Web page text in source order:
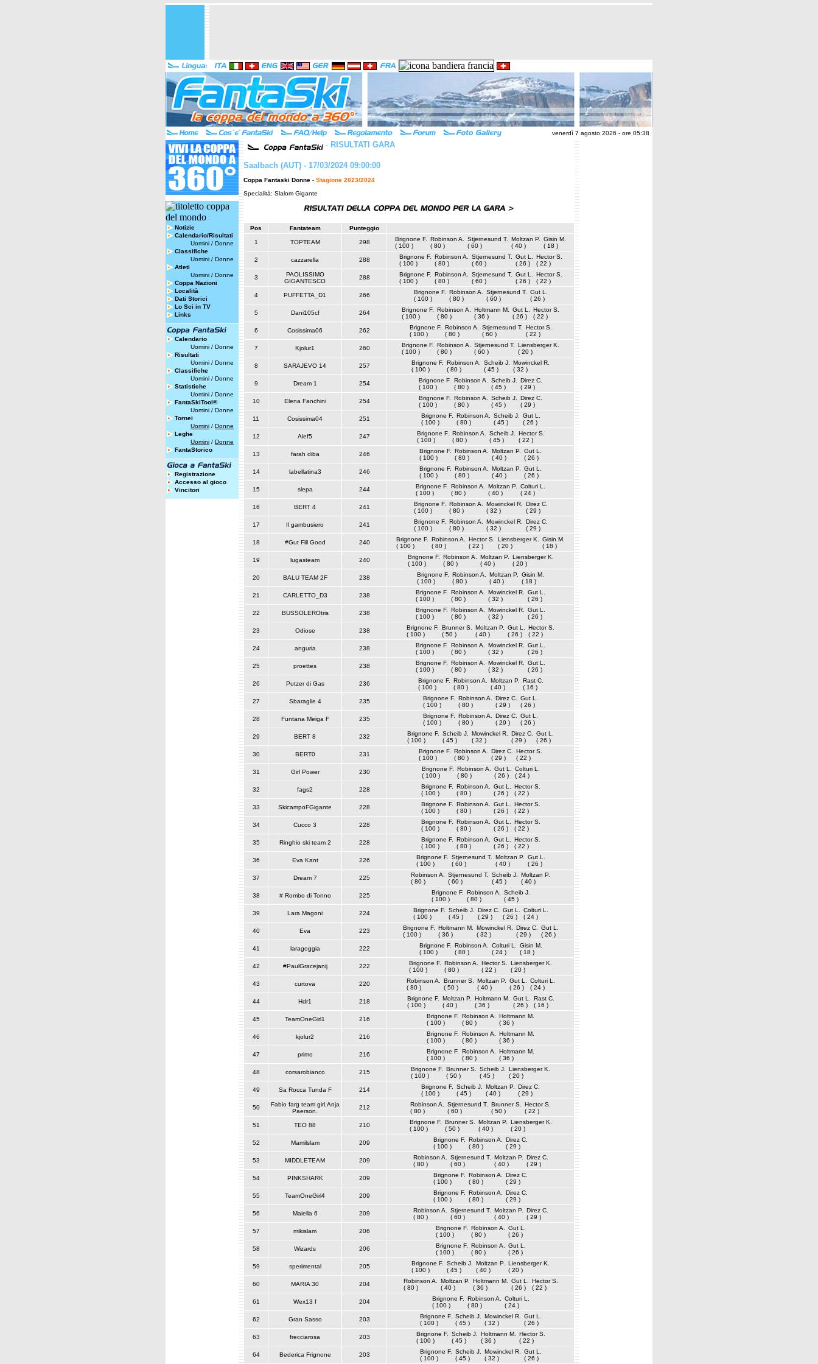
venerdì 7 agosto 2026 - ore 05:38
Notizie
Calendario/Risultati
Uomini / Donne
Classifiche
Uomini / Donne
Atleti
Uomini / Donne
Coppa Nazioni
Località
Dati Storici
Lo Sci in TV
Links
Calendario
Uomini / Donne
Risultati
Uomini / Donne
Classifiche
Uomini / Donne
Statistiche
Uomini / Donne
FantaSkiTool®
Uomini / Donne
Tornei
Uomini / Donne
Leghe
Uomini / Donne
FantaStorico
Registrazione
Accesso al gioco
Vincitori
- RISULTATI GARA
Saalbach (AUT) - 17/03/2024 09:00:00
Coppa Fantaski Donne - Stagione 2023/2024
Specialità: Slalom Gigante
Pos Fantateam Punteggio
1 TOPTEAM 298
Brignone F.
( 100 )
Robinson A.
( 80 )
Stjernesund T.
( 60 )
Moltzan P.
( 40 )
Gisin M.
( 18 )
2 cazzarella 288
Brignone F.
( 100 )
Robinson A.
( 80 )
Stjernesund T.
( 60 )
Gut L.
( 26 )
Hector S.
( 22 )
3
PAOLISSIMO
GIGANTESCO
288
Brignone F.
( 100 )
Robinson A.
( 80 )
Stjernesund T.
( 60 )
Gut L.
( 26 )
Hector S.
( 22 )
4 PUFFETTA_D1 266
Brignone F.
( 100 )
Robinson A.
( 80 )
Stjernesund T.
( 60 )
Gut L.
( 26 )
5 Dani105cf 264
Brignone F.
( 100 )
Robinson A.
( 80 )
Holtmann M.
( 36 )
Gut L.
( 26 )
Hector S.
( 22 )
6 Cosissima06 262
Brignone F.
( 100 )
Robinson A.
( 80 )
Stjernesund T.
( 60 )
Hector S.
( 22 )
7 Kjolur1 260
Brignone F.
( 100 )
Robinson A.
( 80 )
Stjernesund T.
( 60 )
Liensberger K.
( 20 )
8 SARAJEVO 14 257
Brignone F.
( 100 )
Robinson A.
( 80 )
Scheib J.
( 45 )
Mowinckel R.
( 32 )
9 Dream 1 254
Brignone F.
( 100 )
Robinson A.
( 80 )
Scheib J.
( 45 )
Direz C.
( 29 )
10 Elena Fanchini 254
Brignone F.
( 100 )
Robinson A.
( 80 )
Scheib J.
( 45 )
Direz C.
( 29 )
11 Cosissima04 251
Brignone F.
( 100 )
Robinson A.
( 80 )
Scheib J.
( 45 )
Gut L.
( 26 )
12 Alef5 247
Brignone F.
( 100 )
Robinson A.
( 80 )
Scheib J.
( 45 )
Hector S.
( 22 )
13 farah diba 246
Brignone F.
( 100 )
Robinson A.
( 80 )
Moltzan P.
( 40 )
Gut L.
( 26 )
14 labellatina3 246
Brignone F.
( 100 )
Robinson A.
( 80 )
Moltzan P.
( 40 )
Gut L.
( 26 )
15 slepa 244
Brignone F.
( 100 )
Robinson A.
( 80 )
Moltzan P.
( 40 )
Colturi L.
( 24 )
16 BERT 4 241
Brignone F.
( 100 )
Robinson A.
( 80 )
Mowinckel R.
( 32 )
Direz C.
( 29 )
17 Il gambusiero 241
Brignone F.
( 100 )
Robinson A.
( 80 )
Mowinckel R.
( 32 )
Direz C.
( 29 )
18 #Gut Fill Good 240
Brignone F.
( 100 )
Robinson A.
( 80 )
Hector S.
( 22 )
Liensberger K.
( 20 )
Gisin M.
( 18 )
19 lugasteam 240
Brignone F.
( 100 )
Robinson A.
( 80 )
Moltzan P.
( 40 )
Liensberger K.
( 20 )
20 BALU TEAM 2F 238
Brignone F.
( 100 )
Robinson A.
( 80 )
Moltzan P.
( 40 )
Gisin M.
( 18 )
21 CARLETTO_D3 238
Brignone F.
( 100 )
Robinson A.
( 80 )
Mowinckel R.
( 32 )
Gut L.
( 26 )
22 BUSSOLEROtris 238
Brignone F.
( 100 )
Robinson A.
( 80 )
Mowinckel R.
( 32 )
Gut L.
( 26 )
23 Odiose 238
Brignone F.
( 100 )
Brunner S.
( 50 )
Moltzan P.
( 40 )
Gut L.
( 26 )
Hector S.
( 22 )
24 anguria 238
Brignone F.
( 100 )
Robinson A.
( 80 )
Mowinckel R.
( 32 )
Gut L.
( 26 )
25 proettes 238
Brignone F.
( 100 )
Robinson A.
( 80 )
Mowinckel R.
( 32 )
Gut L.
( 26 )
26 Putzer di Gas 236
Brignone F.
( 100 )
Robinson A.
( 80 )
Moltzan P.
( 40 )
Rast C.
( 16 )
27 Sbaraglie 4 235
Brignone F.
( 100 )
Robinson A.
( 80 )
Direz C.
( 29 )
Gut L.
( 26 )
28 Funtana Meiga F 235
Brignone F.
( 100 )
Robinson A.
( 80 )
Direz C.
( 29 )
Gut L.
( 26 )
29 BERT 8 232
Brignone F.
( 100 )
Scheib J.
( 45 )
Mowinckel R.
( 32 )
Direz C.
( 29 )
Gut L.
( 26 )
30 BERT0 231
Brignone F.
( 100 )
Robinson A.
( 80 )
Direz C.
( 29 )
Hector S.
( 22 )
31 Girl Power 230
Brignone F.
( 100 )
Robinson A.
( 80 )
Gut L.
( 26 )
Colturi L.
( 24 )
32 fags2 228
Brignone F.
( 100 )
Robinson A.
( 80 )
Gut L.
( 26 )
Hector S.
( 22 )
33 SkicampoFGigante 228
Brignone F.
( 100 )
Robinson A.
( 80 )
Gut L.
( 26 )
Hector S.
( 22 )
34 Cucco 3 228
Brignone F.
( 100 )
Robinson A.
( 80 )
Gut L.
( 26 )
Hector S.
( 22 )
35 Ringhio ski team 2 228
Brignone F.
( 100 )
Robinson A.
( 80 )
Gut L.
( 26 )
Hector S.
( 22 )
36 Eva Kant 226
Brignone F.
( 100 )
Stjernesund T.
( 60 )
Moltzan P.
( 40 )
Gut L.
( 26 )
37 Dream 7 225
Robinson A.
( 80 )
Stjernesund T.
( 60 )
Scheib J.
( 45 )
Moltzan P.
( 40 )
38 # Rombo di Tonno 225
Brignone F.
( 100 )
Robinson A.
( 80 )
Scheib J.
( 45 )
39 Lara Magoni 224
Brignone F.
( 100 )
Scheib J.
( 45 )
Direz C.
( 29 )
Gut L.
( 26 )
Colturi L.
( 24 )
40 Eva 223
Brignone F.
( 100 )
Holtmann M.
( 36 )
Mowinckel R.
( 32 )
Direz C.
( 29 )
Gut L.
( 26 )
41 laragoggia 222
Brignone F.
( 100 )
Robinson A.
( 80 )
Colturi L.
( 24 )
Gisin M.
( 18 )
42 #PaulGracejanij 222
Brignone F.
( 100 )
Robinson A.
( 80 )
Hector S.
( 22 )
Liensberger K.
( 20 )
43 curtova 220
Robinson A.
( 80 )
Brunner S.
( 50 )
Moltzan P.
( 40 )
Gut L.
( 26 )
Colturi L.
( 24 )
44 Hdr1 218
Brignone F.
( 100 )
Moltzan P.
( 40 )
Holtmann M.
( 36 )
Gut L.
( 26 )
Rast C.
( 16 )
45 TeamOneGirl1 216
Brignone F.
( 100 )
Robinson A.
( 80 )
Holtmann M.
( 36 )
46 kjolur2 216
Brignone F.
( 100 )
Robinson A.
( 80 )
Holtmann M.
( 36 )
47 primo 216
Brignone F.
( 100 )
Robinson A.
( 80 )
Holtmann M.
( 36 )
48 corsarobianco 215
Brignone F.
( 100 )
Brunner S.
( 50 )
Scheib J.
( 45 )
Liensberger K.
( 20 )
49 Sa Rocca Tunda F 214
Brignone F.
( 100 )
Scheib J.
( 45 )
Moltzan P.
( 40 )
Direz C.
( 29 )
50
Fabio farg team girl,Anja
Paerson.
212
Robinson A.
( 80 )
Stjernesund T.
( 60 )
Brunner S.
( 50 )
Hector S.
( 22 )
51 TEO 88 210
Brignone F.
( 100 )
Brunner S.
( 50 )
Moltzan P.
( 40 )
Liensberger K.
( 20 )
52 Mamilslam 209
Brignone F.
( 100 )
Robinson A.
( 80 )
Direz C.
( 29 )
53 MIDDLETEAM 209
Robinson A.
( 80 )
Stjernesund T.
( 60 )
Moltzan P.
( 40 )
Direz C.
( 29 )
54 PINKSHARK 209
Brignone F.
( 100 )
Robinson A.
( 80 )
Direz C.
( 29 )
55 TeamOneGirl4 209
Brignone F.
( 100 )
Robinson A.
( 80 )
Direz C.
( 29 )
56 Maiella 6 209
Robinson A.
( 80 )
Stjernesund T.
( 60 )
Moltzan P.
( 40 )
Direz C.
( 29 )
57 mikislam 206
Brignone F.
( 100 )
Robinson A.
( 80 )
Gut L.
( 26 )
58 Wizards 206
Brignone F.
( 100 )
Robinson A.
( 80 )
Gut L.
( 26 )
59 sperimental 205
Brignone F.
( 100 )
Scheib J.
( 45 )
Moltzan P.
( 40 )
Liensberger K.
( 20 )
60 MARIA 30 204
Robinson A.
( 80 )
Moltzan P.
( 40 )
Holtmann M.
( 36 )
Gut L.
( 26 )
Hector S.
( 22 )
61 Wex13 f 204
Brignone F.
( 100 )
Robinson A.
( 80 )
Colturi L.
( 24 )
62 Gran Sasso 203
Brignone F.
( 100 )
Scheib J.
( 45 )
Mowinckel R.
( 32 )
Gut L.
( 26 )
63 frecciarosa 203
Brignone F.
( 100 )
Scheib J.
( 45 )
Holtmann M.
( 36 )
Hector S.
( 22 )
64 Bederica Frignone 203
Brignone F.
( 100 )
Scheib J.
( 45 )
Mowinckel R.
( 32 )
Gut L.
( 26 )